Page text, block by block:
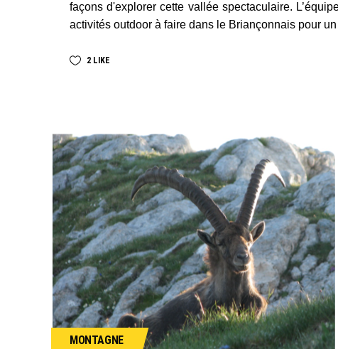
façons d'explorer cette vallée spectaculaire.
activités outdoor à faire dans le Briançonnais pour
2 LIKE
MONTAGNE